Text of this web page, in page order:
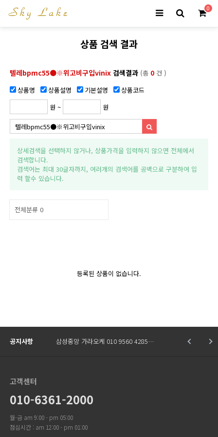
0
상품 검색 결과
텔레bpmc55●※위고비구입vinix 검색결과 (총 0 건 )
상품명
상품설명 기본설명
상품코드
원 ~
원
상세검색을 선택하지 않거나, 상품가격을 입력하지 않으면 전체에서
검색합니다.
검색어는 최대 30글자까지, 여러개의 검색어를 공백으로 구분하여 입
력 할수 있습니다.
전체분류 0
등록된 상품이 없습니다.
공지사항 삼성중앙 가라오케 010 9560 4285…
고객센터
010-6361-2000
월-금 am 9:00 - pm 05:00
점심시간 : am 12:00 - pm 01:00